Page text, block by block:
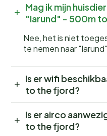
Mag ik mijn
"Iarund" - 500m
Nee, het is niet
te nemen naar
Is er wifi
to the fjord?
Is er airco
to the fjord?